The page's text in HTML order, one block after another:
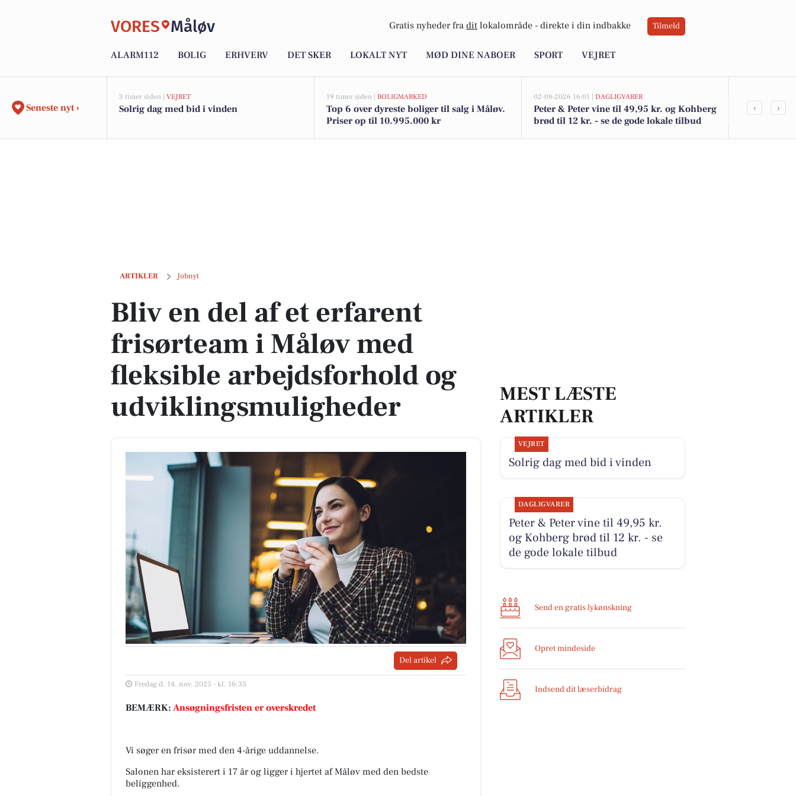
VORES Måløv Gratis nyheder fra dit lokalområde - direkte i din indbakke Tilmeld
ALARM112 BOLIG ERHVERV DET SKER LOKALT NYT MØD DINE NABOER SPORT VEJRET
Seneste nyt ›
3 timer siden | VEJRET
Solrig dag med bid i vinden
19 timer siden | BOLIGMARKED
Top 6 over dyreste boliger til salg i Måløv.
Priser op til 10.995.000 kr
02-08-2026 16:01 | DAGLIGVARER
Peter & Peter vine til 49,95 kr. og Kohberg
brød til 12 kr. - se de gode lokale tilbud
Kratvej
‹ ›
ARTIKLER Jobnyt
Bliv en del af et erfarent frisørteam i Måløv med fleksible arbejdsforhold og udviklingsmuligheder
Bliv en del af et erfarent
frisørteam i Måløv med
fleksible arbejdsforhold og
udviklingsmuligheder
Del artikel
Fredag d. 14. nov. 2025 - kl. 16:35
BEMÆRK: Ansøgningsfristen er overskredet
Vi søger en frisør med den 4-årige uddannelse.
Salonen har eksisterert i 17 år og ligger i hjertet af Måløv med den bedste
beliggenhed.
MEST LÆSTE
ARTIKLER
VEJRET
Solrig dag med bid i vinden
DAGLIGVARER
Peter & Peter vine til 49,95 kr.
og Kohberg brød til 12 kr. - se
de gode lokale tilbud
Send en gratis lykønskning
Opret mindeside
Indsend dit læserbidrag